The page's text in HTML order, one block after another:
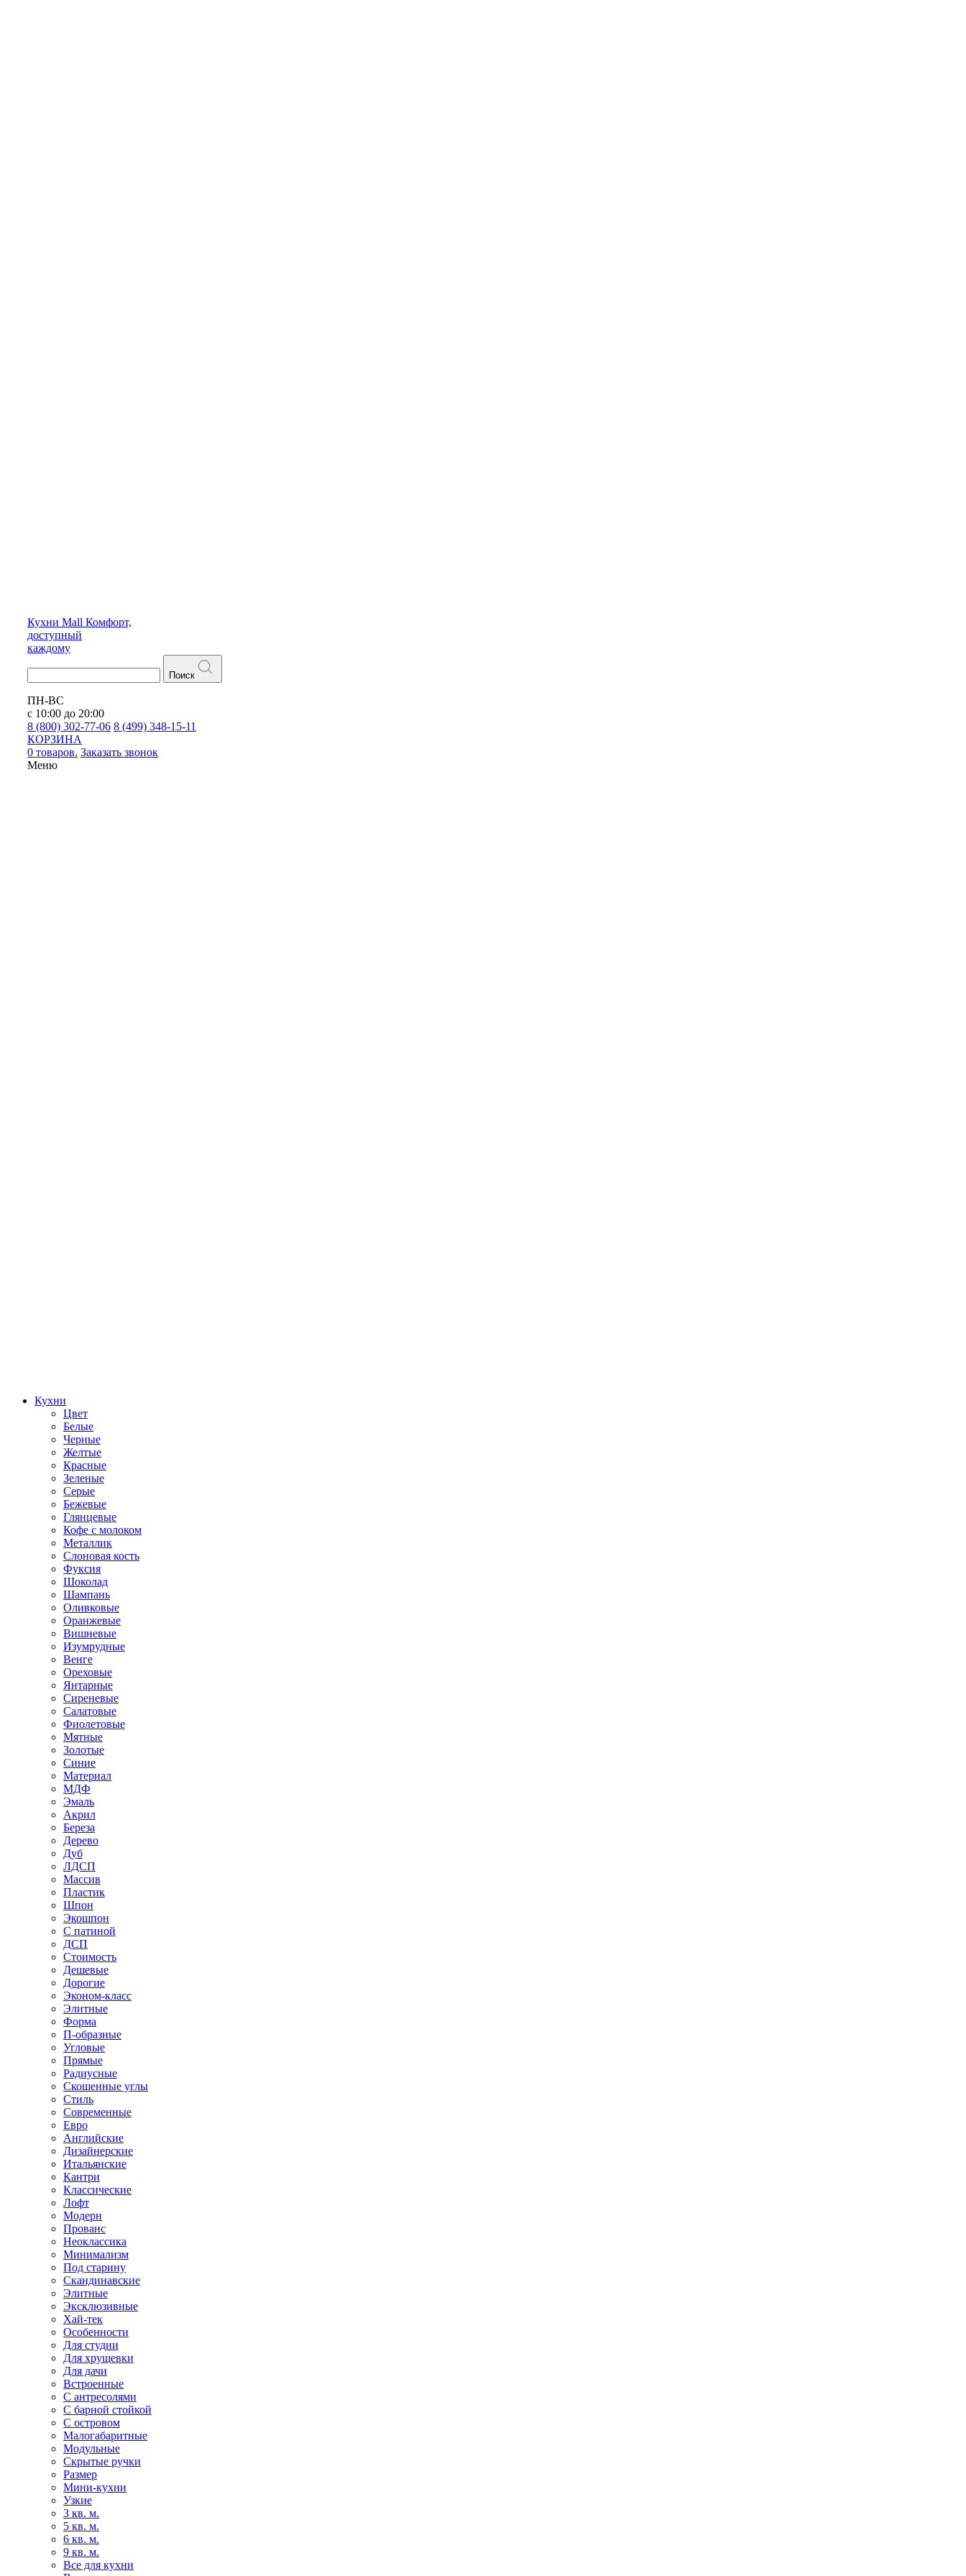
Кухни Mall Комфорт,
доступный
каждому
Поиск
ПН-ВС
с 10:00 до 20:00
8 (800) 302-77-06 8 (499) 348-15-11
КОРЗИНА
0 товаров. Заказать звонок
Меню
Кухни
Цвет
Белые
Черные
Желтые
Красные
Зеленые
Серые
Бежевые
Глянцевые
Кофе с молоком
Металлик
Слоновая кость
Фуксия
Шоколад
Шампань
Оливковые
Оранжевые
Вишневые
Изумрудные
Венге
Ореховые
Янтарные
Сиреневые
Салатовые
Фиолетовые
Мятные
Золотые
Синие
Материал
МДФ
Эмаль
Акрил
Береза
Дерево
Дуб
ЛДСП
Массив
Пластик
Шпон
Экошпон
С патиной
ДСП
Стоимость
Дешевые
Дорогие
Эконом-класс
Элитные
Форма
П-образные
Угловые
Прямые
Радиусные
Скошенные углы
Стиль
Современные
Евро
Английские
Дизайнерские
Итальянские
Кантри
Классические
Лофт
Модерн
Прованс
Неоклассика
Минимализм
Под старину
Скандинавские
Элитные
Эксклюзивные
Хай-тек
Особенности
Для студии
Для хрущевки
Для дачи
Встроенные
С антресолями
С барной стойкой
С островом
Малогабаритные
Модульные
Скрытые ручки
Размер
Мини-кухни
Узкие
3 кв. м.
5 кв. м.
6 кв. м.
9 кв. м.
Все для кухни